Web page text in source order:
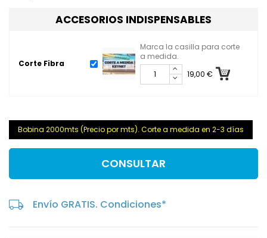
ACCESORIOS INDISPENSABLES
Corte Fibra
Marca la casilla para corte
a medida.
19,00 €
Bobina 2000mts (Precio por mts). Corte a medida en 2-3 días
CONSULTAR
Envío GRATIS. Condiciones*